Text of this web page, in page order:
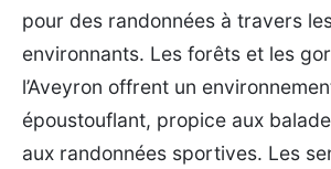
pour des randonnées à travers
environnants. Les forêts et les
l’Aveyron offrent un
époustouflant, propice aux
aux randonnées sportives. Les